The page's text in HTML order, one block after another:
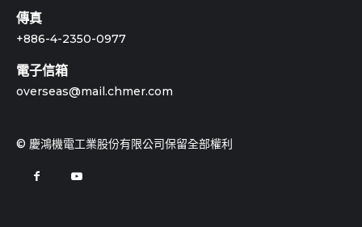
傳真
+886-4-2350-0977
電子信箱
overseas@mail.chmer.com
© 慶鴻機電工業股份有限公司保留全部權利